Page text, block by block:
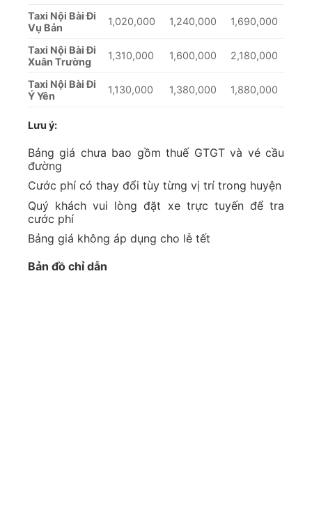
Taxi Nội Bài Đi
Vụ Bản
1,020,000 1,240,000 1,690,000
Taxi Nội Bài Đi
Xuân Trường
1,310,000 1,600,000 2,180,000
Taxi Nội Bài Đi
Ý Yên
1,130,000 1,380,000 1,880,000
Lưu ý:
Bảng giá chưa bao gồm thuế GTGT và vé cầu
đường
Cước phí có thay đổi tùy từng vị trí trong huyện
Quý khách vui lòng đặt xe trực tuyến để tra
cước phí
Bảng giá không áp dụng cho lễ tết
Bản đồ chỉ dẫn